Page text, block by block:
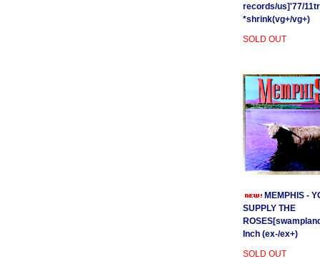
records/us]'77/
*shrink(vg+/vg+)
SOLD OUT
MEMPHIS -
SUPPLY THE
Inch (ex-/ex+)
SOLD OUT